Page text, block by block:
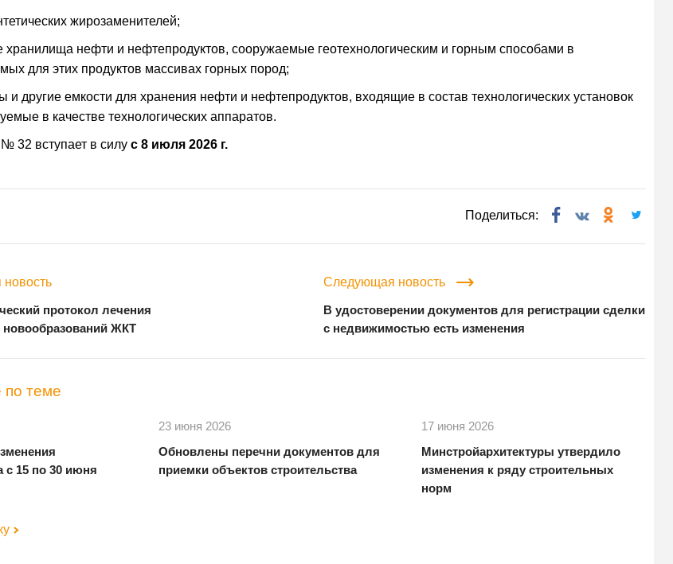
жирозаменителей;
хранилища нефти и нефтепродуктов, сооружаемые геотехнологическим и горным способами в
для этих продуктов массивах горных пород;
и другие емкости для хранения нефти и нефтепродуктов, входящие в состав технологических установок
в качестве технологических аппаратов.
32 вступает в силу с 8 июля 2026 г.
Поделиться:
протокол лечения
новообразований ЖКТ
Следующая новость
В удостоверении документов для регистрации сделки
с недвижимостью есть изменения
по теме
с 15 по 30 июня
23 июня 2026
Обновлены перечни документов для
приемки объектов строительства
17 июня 2026
Минстройархитектуры утвердило
изменения к ряду строительных
норм